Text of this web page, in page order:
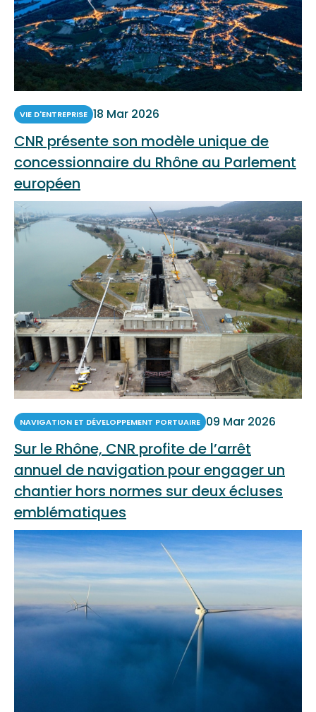
VIE D'ENTREPRISE 18 Mar 2026
CNR présente son modèle unique de
concessionnaire du Rhône au Parlement
européen
NAVIGATION ET DÉVELOPPEMENT PORTUAIRE 09 Mar 2026
Sur le Rhône, CNR profite de l’arrêt
annuel de navigation pour engager un
chantier hors normes sur deux écluses
emblématiques